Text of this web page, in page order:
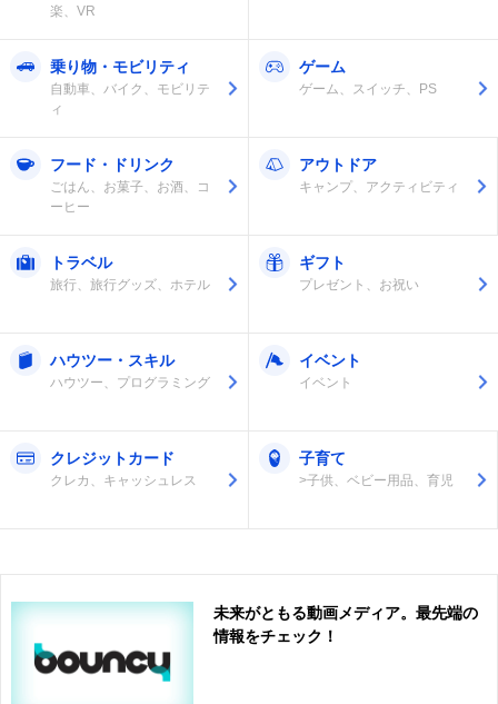
楽、VR
乗り物・モビリティ
自動車、バイク、モビリテ
ィ
ゲーム
ゲーム、スイッチ、PS
フード・ドリンク
ごはん、お菓子、お酒、コ
ーヒー
アウトドア
キャンプ、アクティビティ
トラベル
旅行、旅行グッズ、ホテル
ギフト
プレゼント、お祝い
ハウツー・スキル
ハウツー、プログラミング
イベント
イベント
クレジットカード
クレカ、キャッシュレス
子育て
>子供、ベビー用品、育児
未来がともる動画メディア。最先端の
情報をチェック！